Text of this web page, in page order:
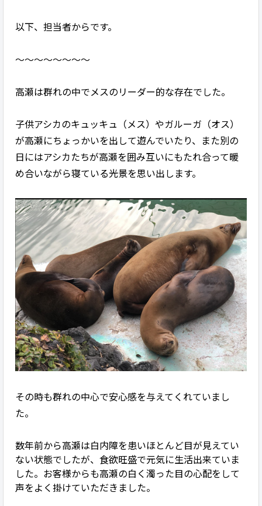
以下、担当者からです。
〜〜〜〜〜〜〜〜
高瀬は群れの中でメスのリーダー的な存在でした。
子供アシカのキュッキュ（メス）やガルーガ（オス）
が高瀬にちょっかいを出して遊んでいたり、また別の
日にはアシカたちが高瀬を囲み互いにもたれ合って暖
め合いながら寝ている光景を思い出します。
その時も群れの中心で安心感を与えてくれていまし
た。
数年前から高瀬は白内障を患いほとんど目が見えてい
ない状態でしたが、食欲旺盛で元気に生活出来ていま
した。お客様からも高瀬の白く濁った目の心配をして
声をよく掛けていただきました。